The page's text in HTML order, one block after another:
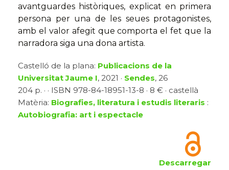
avantguardes històriques, explicat en primera
persona per una de les seues protagonistes,
amb el valor afegit que comporta el fet que la
narradora siga una dona artista.
Castelló de la plana: Publicacions de la
Universitat Jaume I, 2021 · Sendes, 26
204 p. · · ISBN 978-84-18951-13-8 · 8 € · castellà
Matèria: Biografies, literatura i estudis literaris :
Autobiografia: art i espectacle
Descarregar